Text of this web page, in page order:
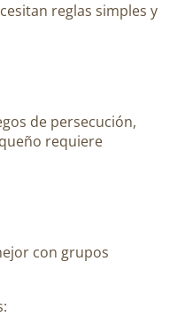
reglas simples y
de persecución,
requiere
con grupos